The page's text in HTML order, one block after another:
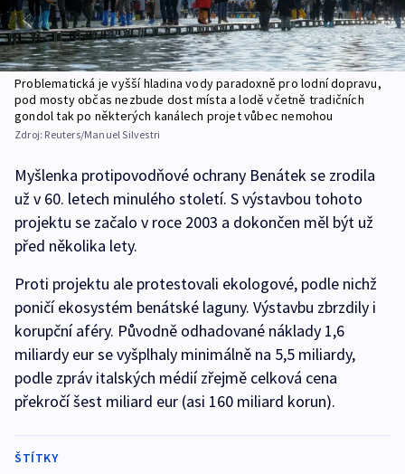
Problematická je vyšší hladina vody paradoxně pro lodní dopravu,
pod mosty občas nezbude dost místa a lodě včetně tradičních
gondol tak po některých kanálech projet vůbec nemohou
Zdroj: Reuters/Manuel Silvestri
Myšlenka protipovodňové ochrany Benátek se zrodila
už v 60. letech minulého století. S výstavbou tohoto
projektu se začalo v roce 2003 a dokončen měl být už
před několika lety.
Proti projektu ale protestovali ekologové, podle nichž
poničí ekosystém benátské laguny. Výstavbu zbrzdily i
korupční aféry. Původně odhadované náklady 1,6
miliardy eur se vyšplhaly minimálně na 5,5 miliardy,
podle zpráv italských médií zřejmě celková cena
překročí šest miliard eur (asi 160 miliard korun).
ŠTÍTKY